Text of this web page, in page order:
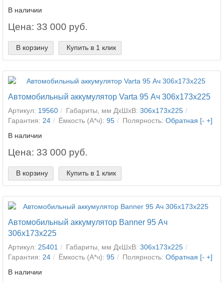
В наличии
Цена: 33 000 руб.
В корзину Купить в 1 клик
Автомобильный аккумулятор Varta 95 Ач 306x173x225
Артикул: 19560 Габариты, мм ДхШхВ: 306x173x225
Гарантия: 24 Ёмкость (А*ч): 95 Полярность: Обратная [- +]
В наличии
Цена: 33 000 руб.
В корзину Купить в 1 клик
Автомобильный аккумулятор Banner 95 Ач
306x173x225
Артикул: 25401 Габариты, мм ДхШхВ: 306x173x225
Гарантия: 24 Ёмкость (А*ч): 95 Полярность: Обратная [- +]
В наличии